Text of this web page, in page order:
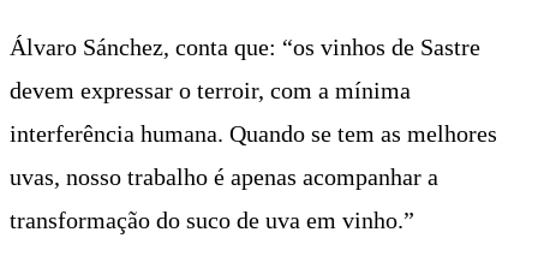
Álvaro Sánchez, conta que: “os vinhos de Sastre
devem expressar o terroir, com a mínima
interferência humana. Quando se tem as melhores
uvas, nosso trabalho é apenas acompanhar a
transformação do suco de uva em vinho.”